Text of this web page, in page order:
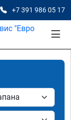
+7 391 986 05 17